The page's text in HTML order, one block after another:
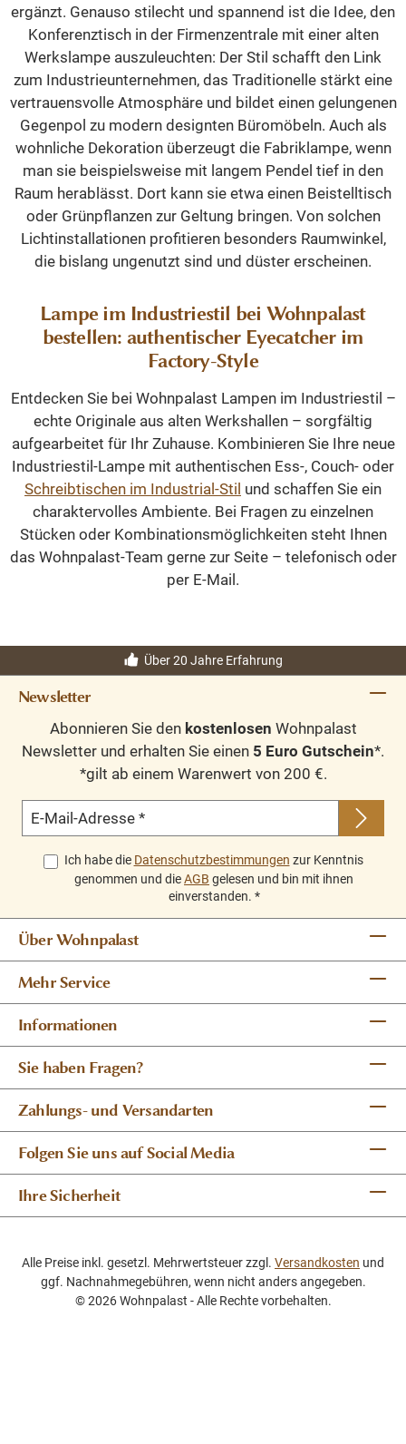
ergänzt. Genauso stilecht und spannend ist die Idee, den
Konferenztisch in der Firmenzentrale mit einer alten
Werkslampe auszuleuchten: Der Stil schafft den Link
zum Industrieunternehmen, das Traditionelle stärkt eine
vertrauensvolle Atmosphäre und bildet einen gelungenen
Gegenpol zu modern designten Büromöbeln. Auch als
wohnliche Dekoration überzeugt die Fabriklampe, wenn
man sie beispielsweise mit langem Pendel tief in den
Raum herablässt. Dort kann sie etwa einen Beistelltisch
oder Grünpflanzen zur Geltung bringen. Von solchen
Lichtinstallationen profitieren besonders Raumwinkel,
die bislang ungenutzt sind und düster erscheinen.
Lampe im Industriestil bei Wohnpalast
bestellen: authentischer Eyecatcher im
Factory-Style
Entdecken Sie bei Wohnpalast Lampen im Industriestil –
echte Originale aus alten Werkshallen – sorgfältig
aufgearbeitet für Ihr Zuhause. Kombinieren Sie Ihre neue
Industriestil-Lampe mit authentischen Ess-, Couch- oder
Schreibtischen im Industrial-Stil und schaffen Sie ein
charaktervolles Ambiente. Bei Fragen zu einzelnen
Stücken oder Kombinationsmöglichkeiten steht Ihnen
das Wohnpalast-Team gerne zur Seite – telefonisch oder
per E-Mail.
Über 20 Jahre Erfahrung
Newsletter
Abonnieren Sie den kostenlosen Wohnpalast
Newsletter und erhalten Sie einen 5 Euro Gutschein*.
*gilt ab einem Warenwert von 200 €.
E-Mail-Adresse *
Ich habe die Datenschutzbestimmungen zur Kenntnis
genommen und dieAGB gelesen und bin mit ihnen
einverstanden. *
Über Wohnpalast
Mehr Service
Informationen
Sie haben Fragen?
Zahlungs- und Versandarten
Folgen Sie uns auf Social Media
Ihre Sicherheit
Alle Preise inkl. gesetzl. Mehrwertsteuer zzgl. Versandkosten und
ggf. Nachnahmegebühren, wenn nicht anders angegeben.
© 2026 Wohnpalast - Alle Rechte vorbehalten.